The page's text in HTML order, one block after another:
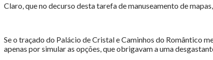
Claro, que no decurso desta tarefa de manuseamento de
Se o traçado do Palácio de Cristal e Caminhos do Romântico
apenas por simular as opções, que obrigavam a uma